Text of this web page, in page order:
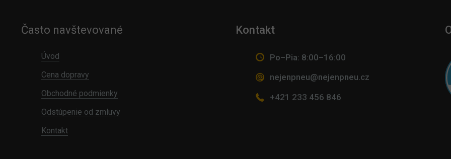
Často navštevované
Úvod
Cena dopravy
Obchodné podmienky
Odstúpenie od zmluvy
Kontakt
Kontakt
Po–Pia: 8:00–16:00
nejenpneu@nejenpneu.cz
+421 233 456 846